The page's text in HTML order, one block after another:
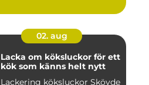
02. aug
Lacka om köksluckor för ett
kök som känns helt nytt
Lackering köksluckor Skövde